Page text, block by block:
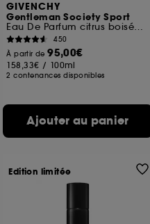
GIVENCHY
Gentleman Society Sport
Eau De Parfum citrus boisée florale pour homme
450
À partir de95,00€
158,33€ / 100ml
2 contenances disponibles
Ajouter au panier
Edition limitée